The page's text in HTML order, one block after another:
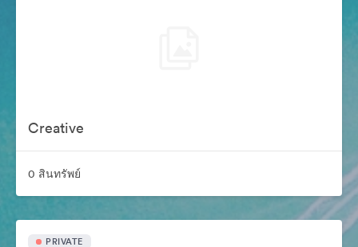
Creative
0 สินทรัพย์
PRIVATE